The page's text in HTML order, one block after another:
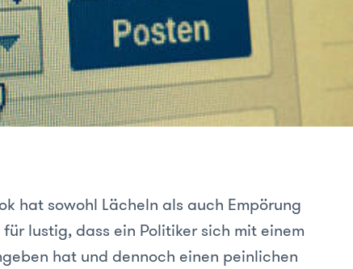
hat sowohl Lächeln als auch Empörung
lustig, dass ein Politiker sich mit einem
hat und dennoch einen peinlichen